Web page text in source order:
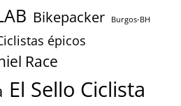
Bikepacker Burgos-BH
épicos
Race
El Sello Ciclista